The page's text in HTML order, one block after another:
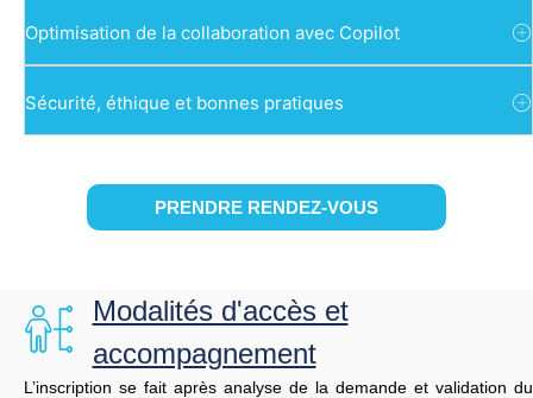
Optimisation de la collaboration avec Copilot
Sécurité, éthique et bonnes pratiques
PRENDRE RENDEZ-VOUS
Modalités d'accès et
accompagnement
L’inscription se fait après analyse de la demande et validation du